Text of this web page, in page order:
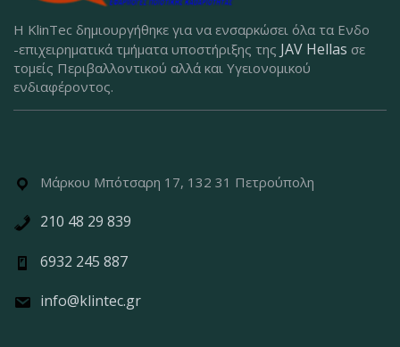
Η KlinTec δημιουργήθηκε για να ενσαρκώσει όλα τα Ενδο
-επιχειρηματικά τμήματα υποστήριξης της JAV Hellas σε
τομείς Περιβαλλοντικού αλλά και Υγειονομικού
ενδιαφέροντος.
Μάρκου Μπότσαρη 17, 132 31 Πετρούπολη
210 48 29 839
6932 245 887
info@klintec.gr